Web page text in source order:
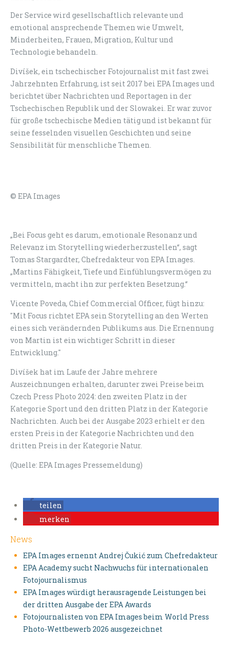
Der Service wird gesellschaftlich relevante und
emotional ansprechende Themen wie Umwelt,
Minderheiten, Frauen, Migration, Kultur und
Technologie behandeln.
Divíšek, ein tschechischer Fotojournalist mit fast zwei
Jahrzehnten Erfahrung, ist seit 2017 bei EPA Images und
berichtet über Nachrichten und Reportagen in der
Tschechischen Republik und der Slowakei. Er war zuvor
für große tschechische Medien tätig und ist bekannt für
seine fesselnden visuellen Geschichten und seine
Sensibilität für menschliche Themen.
© EPA Images
„Bei Focus geht es darum, emotionale Resonanz und
Relevanz im Storytelling wiederherzustellen“, sagt
Tomas Stargardter, Chefredakteur von EPA Images.
„Martins Fähigkeit, Tiefe und Einfühlungsvermögen zu
vermitteln, macht ihn zur perfekten Besetzung.“
Vicente Poveda, Chief Commercial Officer, fügt hinzu:
"Mit Focus richtet EPA sein Storytelling an den Werten
eines sich verändernden Publikums aus. Die Ernennung
von Martin ist ein wichtiger Schritt in dieser
Entwicklung."
Divíšek hat im Laufe der Jahre mehrere
Auszeichnungen erhalten, darunter zwei Preise beim
Czech Press Photo 2024: den zweiten Platz in der
Kategorie Sport und den dritten Platz in der Kategorie
Nachrichten. Auch bei der Ausgabe 2023 erhielt er den
ersten Preis in der Kategorie Nachrichten und den
dritten Preis in der Kategorie Natur.
(Quelle: EPA Images Pressemeldung)
teilen
merken
News
EPA Images ernennt Andrej Čukić zum Chefredakteur
EPA Academy sucht Nachwuchs für internationalen
Fotojournalismus
EPA Images würdigt herausragende Leistungen bei
der dritten Ausgabe der EPA Awards
Fotojournalisten von EPA Images beim World Press
Photo-Wettbewerb 2026 ausgezeichnet